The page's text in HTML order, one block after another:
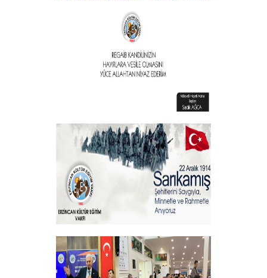
Vakıf Başkanımızdan Kandil mesajı
+
Vakıf Başkanımızdan Kandil mesajı
+
Sehitlerimizi Rahmetle Anıyoruz
+